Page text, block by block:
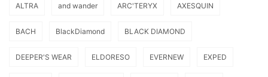
ALTRA and wander ARC'TERYX AXESQUIN
BACH BlackDiamond BLACK DIAMOND
DEEPER'S WEAR ELDORESO EVERNEW EXPED